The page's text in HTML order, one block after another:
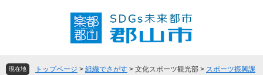
頭
飛現在地 トップページ > 組織でさがす > 文化スポーツ観光部 > スポーツ振興課